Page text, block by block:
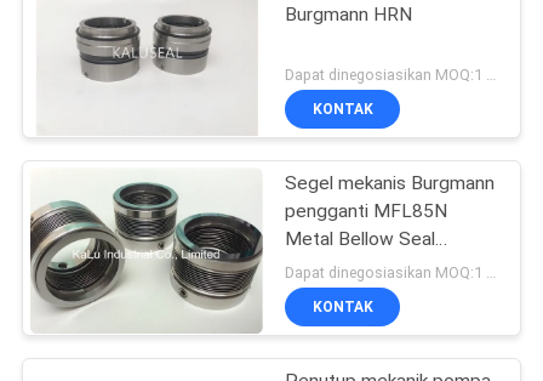
Burgmann HRN
Dapat dinegosiasikan MOQ:1 set
KONTAK
Segel mekanis Burgmann
pengganti MFL85N
Metal Bellow Seal
berkualitas tinggi
Dapat dinegosiasikan MOQ:1 set
KONTAK